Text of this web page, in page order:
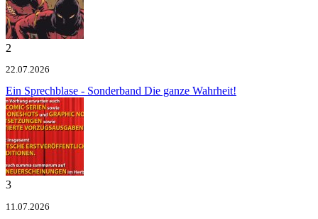
2
22.07.2026
Ein Sprechblase - Sonderband Die ganze Wahrheit!
3
11.07.2026